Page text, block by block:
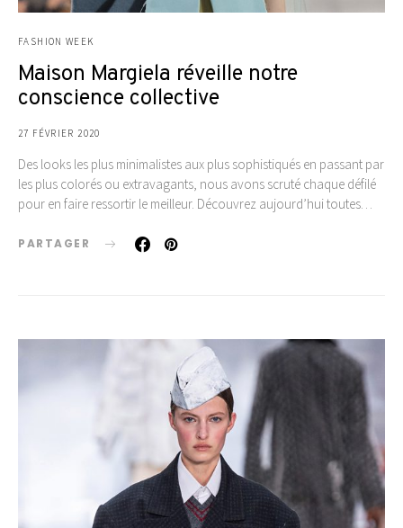
FASHION WEEK
Maison Margiela réveille notre
conscience collective
27 FÉVRIER 2020
Des looks les plus minimalistes aux plus sophistiqués en passant par
les plus colorés ou extravagants, nous avons scruté chaque défilé
pour en faire ressortir le meilleur. Découvrez aujourd’hui toutes…
PARTAGER